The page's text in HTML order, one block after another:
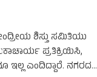
ಶಿಸ್ತು ಸಮಿತಿಯು
ಪ್ರತಿಕ್ರಿಯಿಸಿ,
ಎಂದಿದ್ದಾರೆ. ನಗರದಲ್ಲಿ